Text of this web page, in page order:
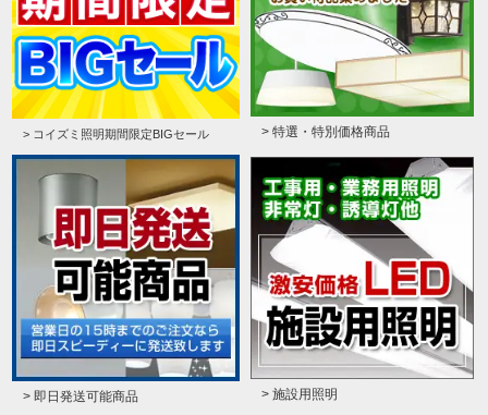
> コイズミ照明期間限定BIGセール > 特選・特別価格商品
> 即日発送可能商品 > 施設用照明